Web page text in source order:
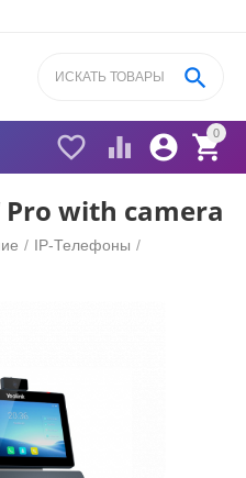
0


 

Pro with camera
/ IP-Телефоны /